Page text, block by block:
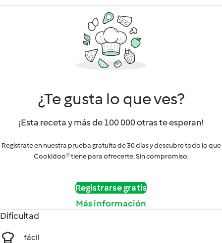
¿Te gusta lo que ves?
¡Esta receta y más de 100 000 otras te esperan!
Regístrate en nuestra prueba gratuita de 30 días y descubre todo lo que
Cookidoo® tiene para ofrecerte. Sin compromiso.
Registrarse gratis
Más información
Dificultad
fácil